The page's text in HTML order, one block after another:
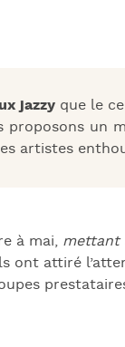
jazzy que le
proposons
artistes
à mai, mettant
ont attiré